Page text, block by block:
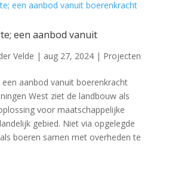
een aanbod vanuit
Velde | aug 27, 2024| Projecten
aanbod vanuit boerenkracht
West ziet de landbouw als
voor maatschappelijke
gebied. Niet via opgelegde
boeren samen met overheden te